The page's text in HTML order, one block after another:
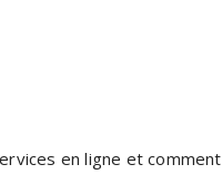
en ligne et comment